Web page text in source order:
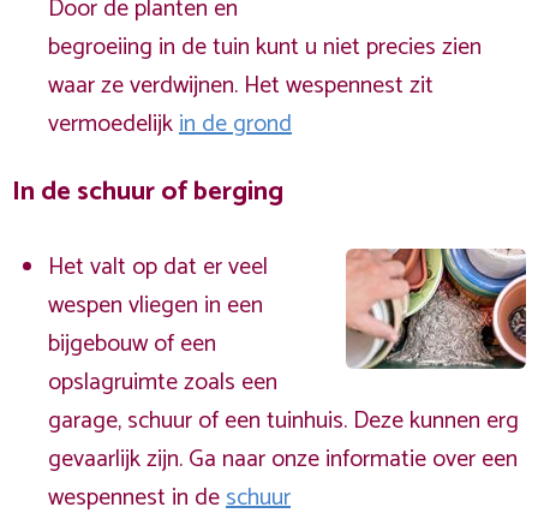
Door de planten en
begroeiing in de tuin kunt u niet precies zien
waar ze verdwijnen. Het wespennest zit
vermoedelijkin de grond
In de schuur of berging
Het valt op dat er veel
wespen vliegen in een
bijgebouw of een
opslagruimte zoals een
garage, schuur of een tuinhuis. Deze kunnen erg
gevaarlijk zijn. Ga naar onze informatie over een
wespennest in deschuur